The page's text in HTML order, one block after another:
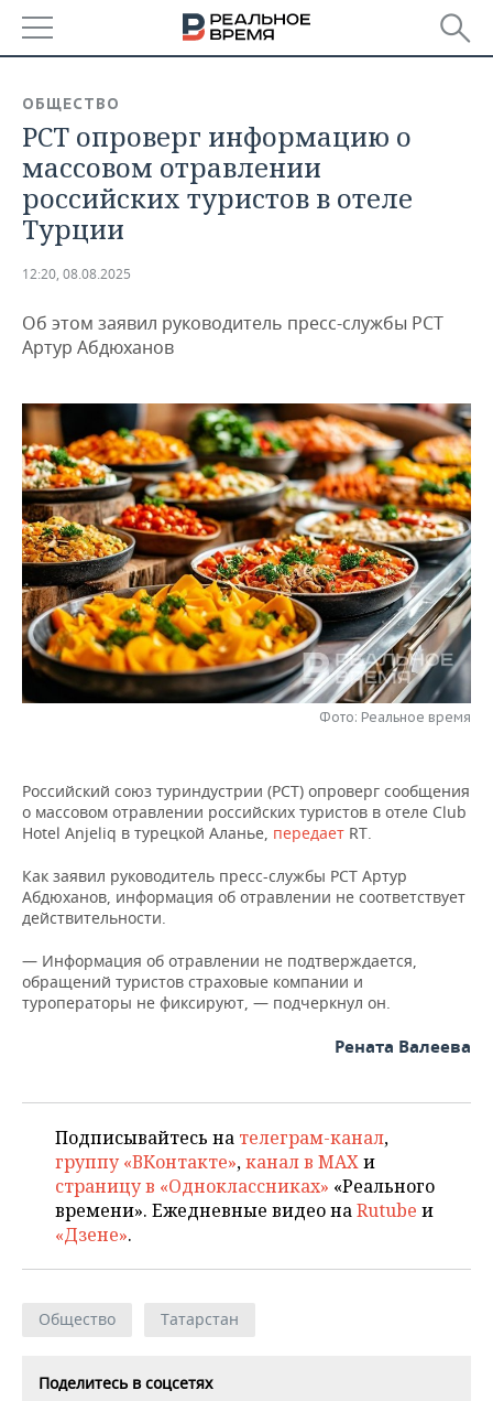
БАШКОРТОСТАН
ТАТАРСТАН
УДМУРТИЯ
НОВОСТИ
АНАЛИТИКА
НОВОСТИ АНАЛИТИКИ
ДЕКЛАРАЦИИ О ДОХОДАХ
КОРОЛИ ГОСЗАКАЗА ПФО
КОМУ ПРИНАДЛЕЖАТ
ТОРГОВЫЕ ЦЕНТРЫ
ТАТАРСТАНА
ЭКОНОМИКА
НОВОСТИ ЭКОНОМИКИ
ФИНАНСЫ
БЮДЖЕТ
ИНВЕСТИЦИИ
ПРОМЫШЛЕННОСТЬ
НОВОСТИ
ПРОМЫШЛЕННОСТИ
АГРОПРОМ
МАШИНОСТРОЕНИЕ
НЕФТЕХИМИЯ
НЕФТЬ
ОПК
ЭНЕРГЕТИКА
НЕДВИЖИМОСТЬ
НОВОСТИ АВТО
БИЗНЕС
НОВОСТИ БИЗНЕСА
РОЗНИЧНАЯ ТОРГОВЛЯ
ТРАНСПОРТ
УСЛУГИ
ТЕХНОЛОГИИ
НОВОСТИ ТЕХНОЛОГИЙ
IT
МЕДИА
ТЕЛЕКОММУНИКАЦИИ
МЕРОПРИЯТИЯ
НОВОСТИ МЕРОПРИЯТИЙ
ВЫЕЗДНАЯ РЕДАКЦИЯ
БИЗНЕС-БРАНЧИ
ОТКРЫТАЯ ЛЕКЦИЯ
СПОРТ
НОВОСТИ СПОРТА
ФУТБОЛ
БАСКЕТБОЛ
ВОЛЕЙБОЛ
КИБЕРСПОРТ
ВОДНЫЕ ВИДЫ СПОРТА
ОБЩЕСТВО
НОВОСТИ ОБЩЕСТВА
ИНФРАСТРУКТУРА
ИСТОРИЯ
КУЛЬТУРА
ОБРАЗОВАНИЕ
ФОТОГАЛЕРЕЯ
СПРАВОЧНИК
СПИСОК ПЕРСОН
СПИСОК КОМПАНИЙ
ПОЛНАЯ ВЕРСИЯ
ОБЩЕСТВО
РСТ опроверг информацию о
массовом отравлении
российских туристов в отеле
Турции
12:20, 08.08.2025
Об этом заявил руководитель пресс-службы РСТ
Артур Абдюханов
Фото: Реальное время
Российский союз туриндустрии (РСТ) опроверг сообщения
о массовом отравлении российских туристов в отеле Club
Hotel Anjeliq в турецкой Аланье, передает RT.
Как заявил руководитель пресс-службы РСТ Артур
Абдюханов, информация об отравлении не соответствует
действительности.
— Информация об отравлении не подтверждается,
обращений туристов страховые компании и
туроператоры не фиксируют, — подчеркнул он.
Рената Валеева
Подписывайтесь на телеграм-канал,
группу «ВКонтакте»,канал в MAXи
страницу в «Одноклассниках» «Реального
времени». Ежедневные видео наRutube и
«Дзене».
Общество Татарстан
Поделитесь в соцсетях